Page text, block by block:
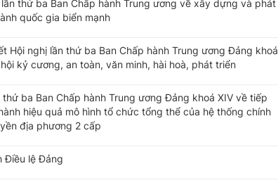
thứ ba Ban Chấp hành Trung ương về xây dựng và phát
quốc gia biển mạnh
Hội nghị lần thứ ba Ban Chấp hành Trung ương Đảng khoá
kỷ cương, an toàn, văn minh, hài hoà, phát triển
thứ ba Ban Chấp hành Trung ương Đảng khoá XIV về tiếp
hiệu quả mô hình tổ chức tổng thể của hệ thống chính
địa phương 2 cấp
Điều lệ Đảng